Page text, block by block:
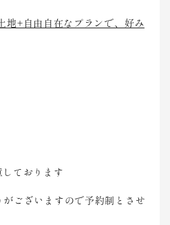
地+自由自在なプランで、好み
ております
ございますので予約制とさせ